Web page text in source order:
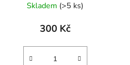
Skladem (>5 ks)
300 Kč